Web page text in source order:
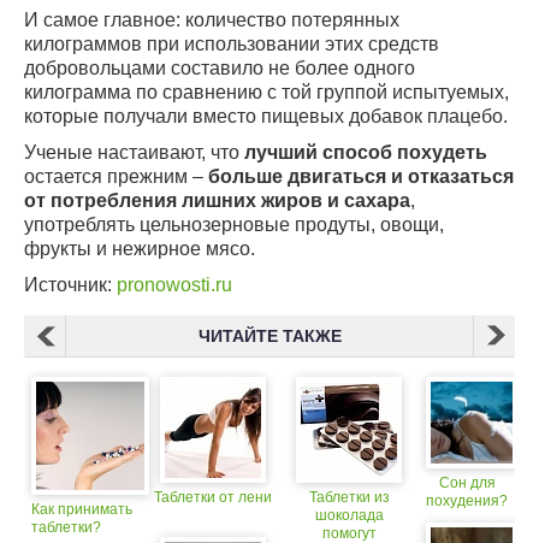
И самое главное: количество потерянных
килограммов при использовании этих средств
добровольцами составило не более одного
килограмма по сравнению с той группой испытуемых,
которые получали вместо пищевых добавок плацебо.
Ученые настаивают, что лучший способ похудеть
остается прежним – больше двигаться и отказаться
от потребления лишних жиров и сахара,
употреблять цельнозерновые продуты, овощи,
фрукты и нежирное мясо.
Источник: pronowosti.ru
ЧИТАЙТЕ ТАКЖЕ
Как принимать
таблетки?
Таблетки от лени
Таблетки из
шоколада
помогут
Сон для
похудения?